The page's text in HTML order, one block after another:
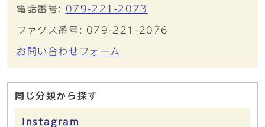
電話番号: 079-221-2073
ファクス番号: 079-221-2076
お問い合わせフォーム
同じ分類から探す
Instagram